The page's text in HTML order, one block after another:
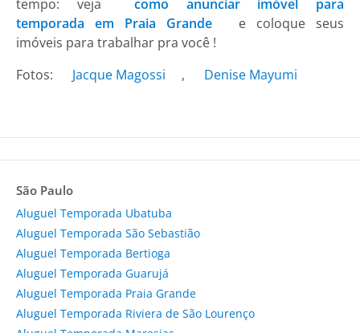
tempo: veja
como anunciar imóvel para
temporada em Praia Grande
e coloque seus
imóveis para trabalhar pra você !
Fotos:
Jacque Magossi , Denise Mayumi
São Paulo
Aluguel Temporada Ubatuba
Aluguel Temporada São Sebastião
Aluguel Temporada Bertioga
Aluguel Temporada Guarujá
Aluguel Temporada Praia Grande
Aluguel Temporada Riviera de São Lourenço